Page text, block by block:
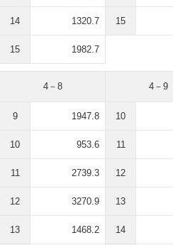
14 1320.7
15 1982.7
15
4－8
9 1947.8
10 953.6
11 2739.3
12 3270.9
13 1468.2
4－9
10
11
12
13
14